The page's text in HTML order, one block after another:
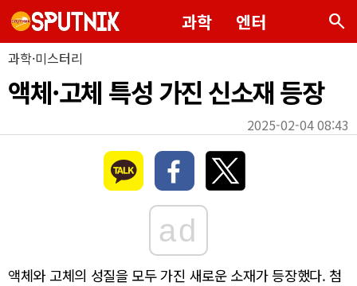
과학 엔터 search
과학·미스터리
액체·고체 특성 가진 신소재 등장
2025-02-04 08:43
ad
액체와 고체의 성질을 모두 가진 새로운 소재가 등장했다. 첨